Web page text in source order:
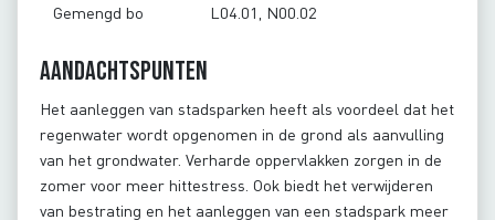
Gemengd bo
L04.01, N00.02
Aandachtspunten
Het aanleggen van stadsparken heeft als voordeel dat het
regenwater wordt opgenomen in de grond als aanvulling
van het grondwater. Verharde oppervlakken zorgen in de
zomer voor meer hittestress. Ook biedt het verwijderen
van bestrating en het aanleggen van een stadspark meer